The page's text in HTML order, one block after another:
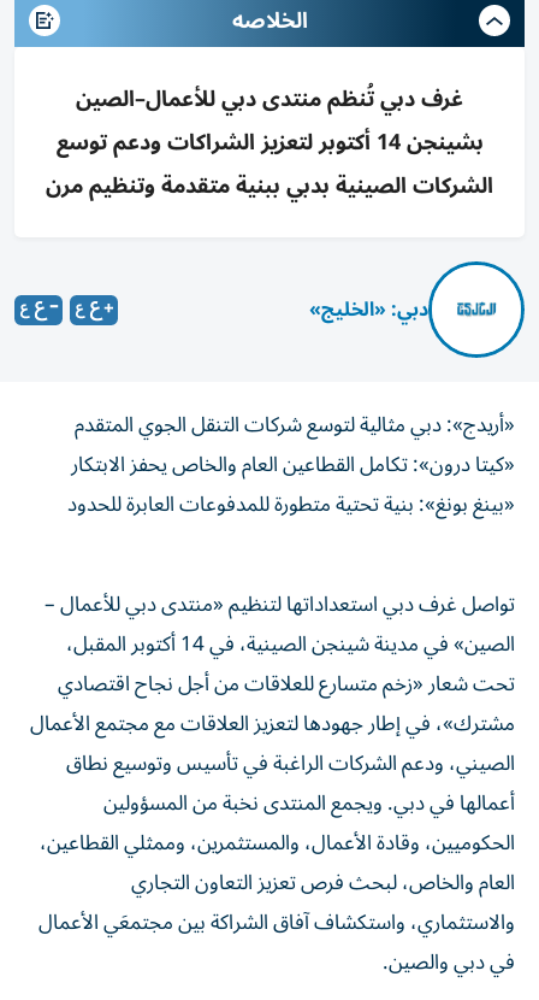
الخلاصه
غرف دبي تُنظم منتدى دبي للأعمال–الصين
بشينجن 14 أكتوبر لتعزيز الشراكات ودعم توسع
الشركات الصينية بدبي ببنية متقدمة وتنظيم مرن
دبي: «الخليج»
«أريدج»: دبي مثالية لتوسع شركات التنقل الجوي المتقدم
«كيتا درون»: تكامل القطاعين العام والخاص يحفز الابتكار
«بينغ بونغ»: بنية تحتية متطورة للمدفوعات العابرة للحدود
تواصل غرف دبي استعداداتها لتنظيم «منتدى دبي للأعمال –
الصين» في مدينة شينجن الصينية، في 14 أكتوبر المقبل،
تحت شعار «زخم متسارع للعلاقات من أجل نجاح اقتصادي
مشترك»، في إطار جهودها لتعزيز العلاقات مع مجتمع الأعمال
الصيني، ودعم الشركات الراغبة في تأسيس وتوسيع نطاق
أعمالها في دبي. ويجمع المنتدى نخبة من المسؤولين
الحكوميين، وقادة الأعمال، والمستثمرين، وممثلي القطاعين،
العام والخاص، لبحث فرص تعزيز التعاون التجاري
والاستثماري، واستكشاف آفاق الشراكة بين مجتمعَي الأعمال
في دبي والصين.